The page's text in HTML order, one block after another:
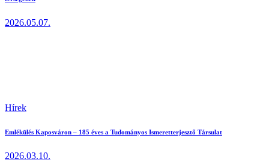
2026.05.07.
Hírek
Emlékülés Kaposváron – 185 éves a Tudományos Ismeretterjesztő Társulat
2026.03.10.